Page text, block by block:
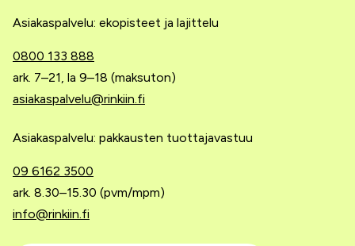
Asiakaspalvelu: ekopisteet ja lajittelu
0800 133 888
ark. 7–21, la 9–18 (maksuton)
asiakaspalvelu@rinkiin.fi
Asiakaspalvelu: pakkausten tuottajavastuu
09 6162 3500
ark. 8.30–15.30 (pvm/mpm)
info@rinkiin.fi